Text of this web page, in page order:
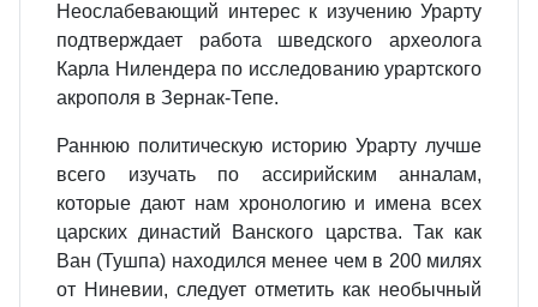
Неослабевающий интерес к изучению Урарту
подтверждает работа шведского археолога
Карла Нилендера по исследованию урартского
акрополя в Зернак-Тепе.
Раннюю политическую историю Урарту лучше
всего изучать по ассирийским анналам,
которые дают нам хронологию и имена всех
царских династий Ванского царства. Так как
Ван (Тушпа) находился менее чем в 200 милях
от Ниневии, следует отметить как необычный